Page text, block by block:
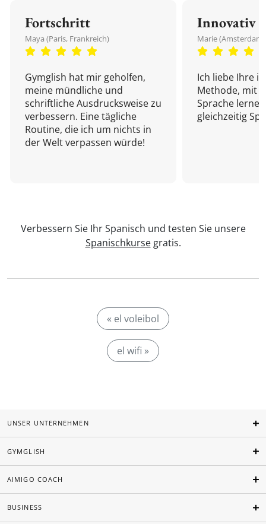
Fortschritt
Maya (Paris, Frankreich)
Gymglish hat mir geholfen,
meine mündliche und
schriftliche Ausdrucksweise zu
verbessern. Eine tägliche
Routine, die ich um nichts in
der Welt verpassen würde!
Innovativ
Marie
Ich liebe Ihre
Methode, mit
Sprache
gleichzeitig
Verbessern Sie Ihr Spanisch und testen Sie unsere
Spanischkursegratis.
« el voleibol
el wifi »
UNSER UNTERNEHMEN
GYMGLISH
AIMIGO COACH
BUSINESS